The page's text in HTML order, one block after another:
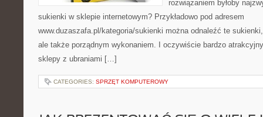
rozwiązaniem byłoby
sukienki w sklepie internetowym? Przykładowo pod adresem
www.duzaszafa.pl/kategoria/sukienki można odnaleźć te
ale także porządnym wykonaniem. I oczywiście bardzo
sklepy z ubraniami […]
CATEGORIES: SPRZĘT KOMPUTEROWY